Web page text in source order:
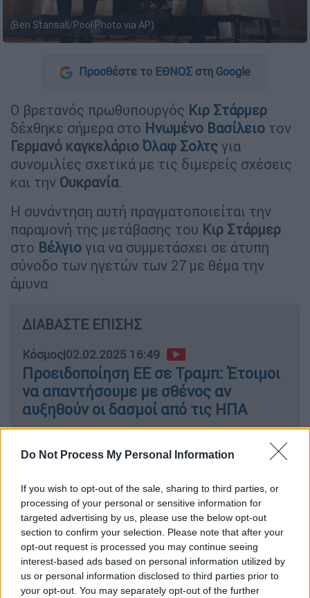
Do Not Process My Personal Information
If you wish to opt-out of the sale, sharing to third parties, or
processing of your personal or sensitive information for
targeted advertising by us, please use the below opt-out
section to confirm your selection. Please note that after your
opt-out request is processed you may continue seeing
interest-based ads based on personal information utilized by
us or personal information disclosed to third parties prior to
your opt-out. You may separately opt-out of the further
(Ben Stansall/Pool Photo via AP)
Προσθέστε το ΕΘΝΟΣ στη Google
Ο βρετανός πρωθυπουργός Κιρ Στάρμερ
δέχθηκε σήμερα στο Ηνωμένο Βασίλειο τον
Γερμανό καγκελάριο Όλαφ Σολτς για
συνομιλίες σχετικά με τις διμερείς σχέσεις
και την Ουκρανία.
Η συνάντηση αυτή πραγματοποιείται την
παραμονή της μετάβασης του Κιρ Στάρμερ
στο Βέλγιο για να συμμετάσχει σε άτυπη
σύνοδο των ηγετών των 27 με θέμα την
άμυνα.
ΔΙΑΒΑΣΤΕ ΕΠΙΣΗΣ
Κόσμος|02.02.2025 16:49
Προειδοποίηση ΕΕ σε Τραμπ: Έτοιμοι
να απαντήσουμε με σθένος αν
αυξηθούν οι δασμοί από τις ΗΠΑ
Κόσμος|02.02.2025 09:34
καταδικάζει εκατομμύρια
πληθυσμούς – Καταστροφικές
επιπτώσεις από το πάγωμα της
διεθνούς βοήθειας